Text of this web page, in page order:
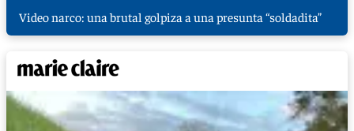
Video narco: una brutal golpiza a una presunta “soldadita”